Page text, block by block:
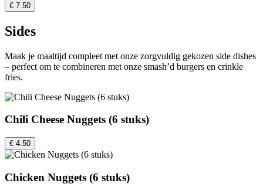
€ 7.50
Sides
Maak je maaltijd compleet met onze zorgvuldig gekozen side dishes
– perfect om te combineren met onze smash’d burgers en crinkle
fries.
Chili Cheese Nuggets (6 stuks)
€ 4.50
Chicken Nuggets (6 stuks)